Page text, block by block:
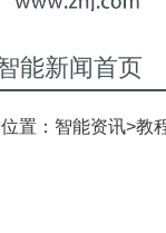
能新闻首页
置： 智能资讯>教